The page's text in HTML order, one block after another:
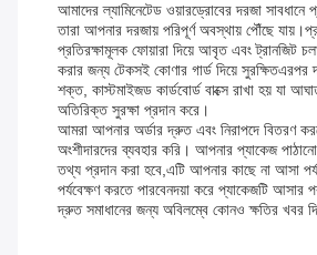
আমাদের ল্যামিনেটেড ওয়ারড্রোবের দরজা সাবধানে
তারা আপনার দরজায় পরিপূর্ণ অবস্থায় পৌঁছে
প্রতিরক্ষামূলক ফোয়ারা দিয়ে আবৃত এবং ট্রানজিট
করার জন্য টেকসই কোণার গার্ড দিয়ে
শক্ত, কাস্টমাইজড কার্ডবোর্ড বাক্সে রাখা হয় যা
অতিরিক্ত সুরক্ষা প্রদান করে।
আমরা আপনার অর্ডার দ্রুত এবং নিরাপদে বিতরণ
অংশীদারদের ব্যবহার করি। আপনার প্যাকেজ পাঠানো
তথ্য প্রদান করা হবে,এটি আপনার কাছে না আসা
পর্যবেক্ষণ করতে পারবেনদয়া করে প্যাকেজটি আসার
দ্রুত সমাধানের জন্য অবিলম্বে কোনও ক্ষতির খবর